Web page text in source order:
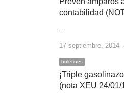
contabilidad
…
17 septiembre, 2014
boletines
¡Triple
(nota XEU 24/01/